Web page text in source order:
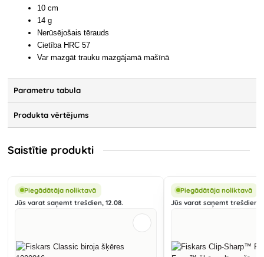
10 cm
14 g
Nerūsējošais tērauds
Cietība HRC 57
Var mazgāt trauku mazgājamā mašīnā
Parametru tabula
Produkta vērtējums
Saistītie produkti
Piegādātāja noliktavā
Jūs varat saņemt trešdien, 12.08.
Piegādātāja noliktavā
Jūs varat saņemt trešdien,